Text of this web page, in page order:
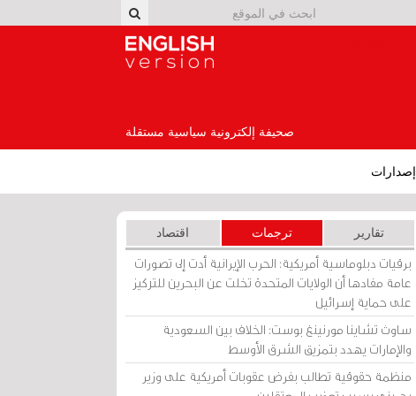
صحيفة إلكترونية سياسية مستقلة
إصدارات
تقارير ترجمات اقتصاد
برقيات دبلوماسية أمريكية: الحرب الإيرانية أدت إلى تصورات
عامة مفادها أن الولايات المتحدة تخلت عن البحرين للتركيز
على حماية إسرائيل
ساوث تشاينا مورنينغ بوست: الخلاف بين السعودية
والإمارات يهدد بتمزيق الشرق الأوسط
منظمة حقوقية تطالب بفرض عقوبات أمريكية على وزير